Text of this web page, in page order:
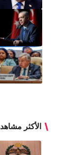
الأكثر